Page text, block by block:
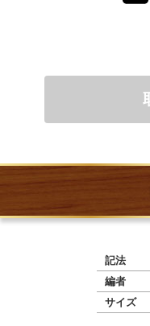
記法
編者
サイズ